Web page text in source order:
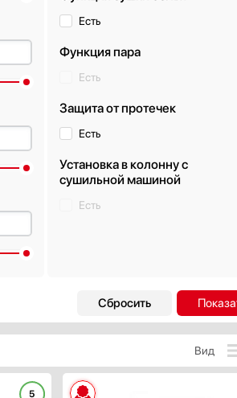
Есть
Функция пара
Есть
Защита от протечек
Есть
Установка в колонну с
сушильной машиной
Есть
Дополнительные
функции
Датчик контроля чистоты воды
Трехмерный сенсор
Датчик прозрачности воды
Вид
5